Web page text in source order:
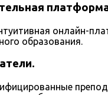
онлайн-
образования.